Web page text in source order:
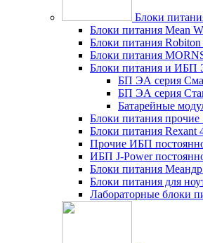
Блоки
Блоки питания Mean
Блоки питания Robiton
Блоки питания
Блоки питания и ИБП
БП ЭА серия
БП ЭА серия
Батарейные
Блоки питания прочие
Блоки питания Rexant
Прочие ИБП
ИБП J-Power
Блоки питания Меандр
Блоки питания для
Лабораторные блоки